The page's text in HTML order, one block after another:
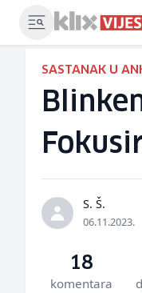
SASTANAK U
S. Š.
06.11.2023.
18
komentara